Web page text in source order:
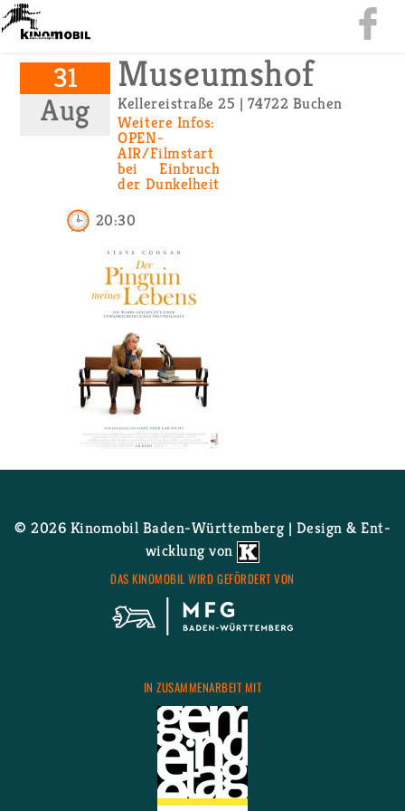
31
Aug
Mu­se­ums­hof
Kel­le­rei­stra­ße 25 | 74722 Bu­chen
Wei­te­re Infos:
OPEN-
AIR/Film­start
bei Ein­bruch
der Dun­kel­heit
20:30
Wei­ter­le­senüber Der Pin­gu­in mei­nes
© 2026 Ki­no­mo­bil Ba­den-Würt­tem­berg | De­sign & Ent­
wick­lung von
DAS KI­NO­MO­BIL WIRD GE­FÖR­DERT VON
IN ZU­SAM­MEN­AR­BEIT MIT